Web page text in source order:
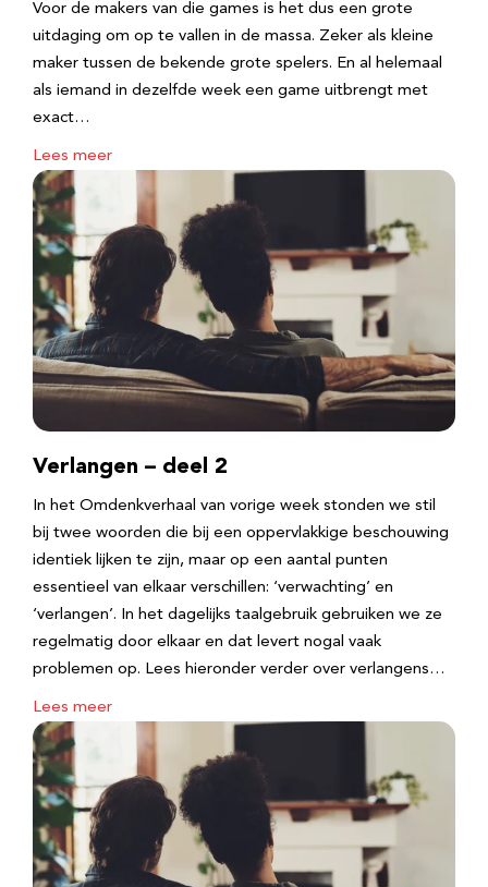
Voor de makers van die games is het dus een grote
uitdaging om op te vallen in de massa. Zeker als kleine
maker tussen de bekende grote spelers. En al helemaal
als iemand in dezelfde week een game uitbrengt met
exact…
Lees meer
Verlangen – deel 2
In het Omdenkverhaal van vorige week stonden we stil
bij twee woorden die bij een oppervlakkige beschouwing
identiek lijken te zijn, maar op een aantal punten
essentieel van elkaar verschillen: ‘verwachting’ en
‘verlangen’. In het dagelijks taalgebruik gebruiken we ze
regelmatig door elkaar en dat levert nogal vaak
problemen op. Lees hieronder verder over verlangens…
Lees meer